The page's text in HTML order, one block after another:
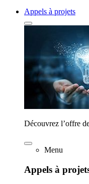
Appels à projets
Découvrez l’offre
Menu
Appels à